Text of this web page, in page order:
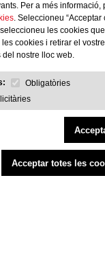
Per a més informació,
. Seleccioneu “Acceptar
les cookies
cookies i retirar el
nostre lloc web.
Obligatòries
Acceptar totes les
c/ Santa Teresa, 24 17220
Sant Feliu de Guíxols
Costa Brava
Tel. 972 32 76 43
INFORMACIÓ
Condicions generals de
Política de cookies
Política de devolucions